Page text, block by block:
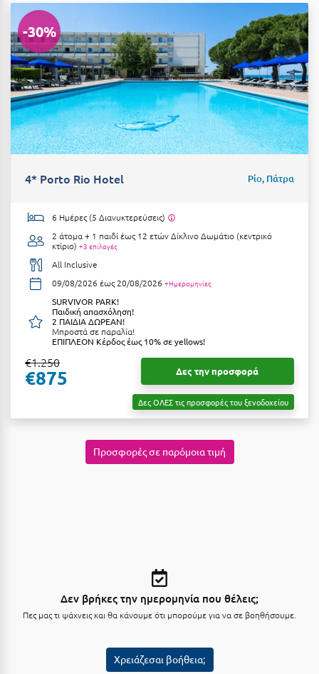
Κοζάνη
Κοκκώνι Κορινθίας
Κομοτηνή
Κόνιτσα
Κόρινθος
Κορώνη
Κρήτη
Κρουαζιέρες
Κύθηρα
Κυλλήνη
Κύμη Ευβοίας
Κυπαρισσία
Κύπρος
Λέσβος
-30%
4* Porto Rio Hotel Ρίο, Πάτρα
6 Ημέρες (5 Διανυκτερεύσεις)
2 άτομα + 1 παιδί έως 12 ετώνΔίκλινο Δωμάτιο (κεντρικό
κτίριο) +3 επιλογές
All Inclusive
09/08/2026 έως 20/08/2026 +Ημερομηνίες
SURVIVOR PARK!
Παιδική απασχόληση!
2 ΠΑΙΔΙΑ ΔΩΡΕΑΝ!
Μπροστά σε παραλία!
ΕΠΙΠΛΕΟΝ Κέρδος έως 10% σε yellows!
€1.250
€875 Δες την προσφορά
Δες ΟΛΕΣ τις προσφορές του ξενοδοχείου
Προσφορές σε παρόμοια τιμή
Δεν βρήκες την ημερομηνία που θέλεις;
Πες μας τι ψάχνεις και θα κάνουμε ότι μπορούμε για να σε βοηθήσουμε.
Χρειάζεσαι βοήθεια;